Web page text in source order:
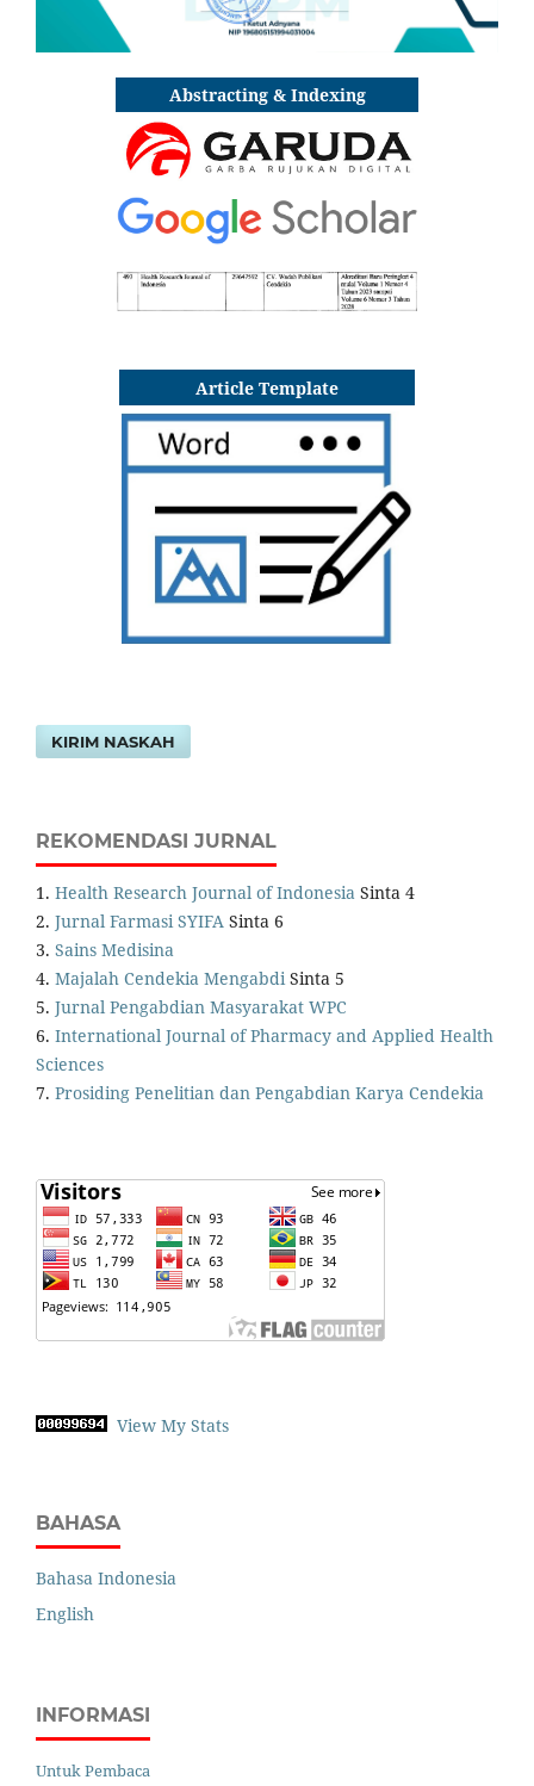
Abstracting & Indexing
Article Template
KIRIM NASKAH
REKOMENDASI JURNAL
1. Health Research Journal of Indonesia Sinta 4
2. Jurnal Farmasi SYIFA Sinta 6
3. Sains Medisina
4. Majalah Cendekia MengabdiSinta 5
5. Jurnal Pengabdian Masyarakat WPC
6. International Journal of Pharmacy and Applied Health
Sciences
7. Prosiding Penelitian dan Pengabdian Karya Cendekia
View My Stats
BAHASA
Bahasa Indonesia
English
INFORMASI
Untuk Pembaca